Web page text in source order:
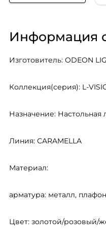
Информация
Изготовитель: ODEON
Коллекция(серия): L-
Назначение: Настольная
Линия: CARAMELLA
Материал:
арматура: металл,
Цвет: золотой/розовый/